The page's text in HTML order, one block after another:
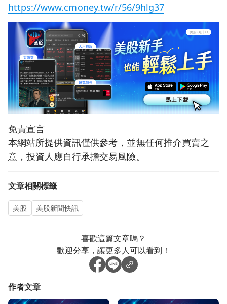
https://www.cmoney.tw/r/56/9hlg37
免責宣言
本網站所提供資訊僅供參考，並無任何推介買賣之
意，投資人應自行承擔交易風險。
文章相關標籤
美股 美股新聞快訊
喜歡這篇文章嗎？
歡迎分享，讓更多人可以看到！
作者文章